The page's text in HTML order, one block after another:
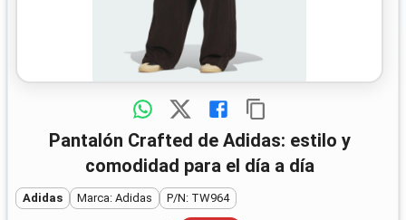
Pantalón Crafted de Adidas: estilo y
comodidad para el día a día
Adidas Marca: Adidas P/N: TW964